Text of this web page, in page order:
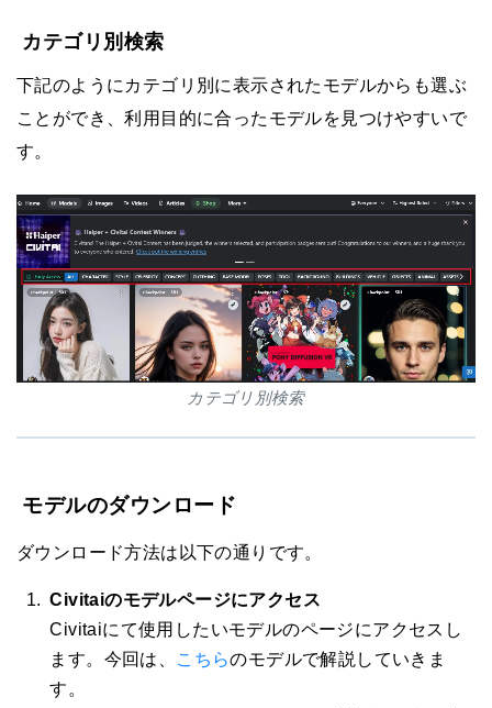
カテゴリ別検索
下記のようにカテゴリ別に表示されたモデルからも選ぶ
ことができ、利用目的に合ったモデルを見つけやすいで
す。
カテゴリ別検索
モデルのダウンロード
ダウンロード方法は以下の通りです。
Civitaiのモデルページにアクセス
Civitaiにて使用したいモデルのページにアクセスし
ます。今回は、
こちらのモデルで解説していきま
す。